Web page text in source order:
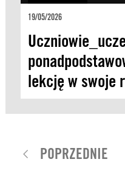
19/05/2026
lekcję w swoje
POPRZEDNIE